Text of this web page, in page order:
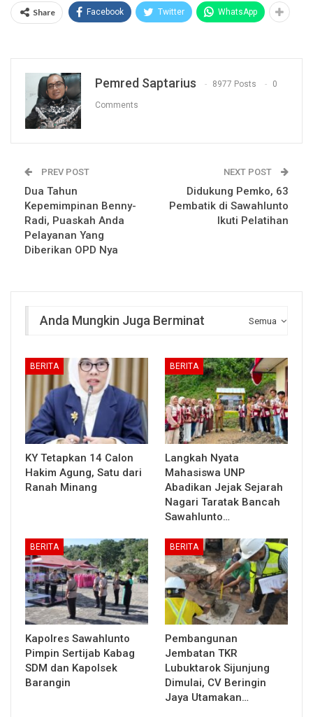
Share Facebook Twitter WhatsApp
Pemred Saptarius 8977 Posts 0
Comments
PREV POST
Dua Tahun
Kepemimpinan Benny-
Radi, Puaskah Anda
Pelayanan Yang
Diberikan OPD Nya
NEXT POST
Didukung Pemko, 63
Pembatik di Sawahlunto
Ikuti Pelatihan
Semua
Anda Mungkin Juga Berminat
BERITA
KY Tetapkan 14 Calon
Hakim Agung, Satu dari
Ranah Minang
BERITA
Langkah Nyata
Mahasiswa UNP
Abadikan Jejak Sejarah
Nagari Taratak Bancah
Sawahlunto…
BERITA
Kapolres Sawahlunto
Pimpin Sertijab Kabag
SDM dan Kapolsek
Barangin
BERITA
Pembangunan
Jembatan TKR
Lubuktarok Sijunjung
Dimulai, CV Beringin
Jaya Utamakan…